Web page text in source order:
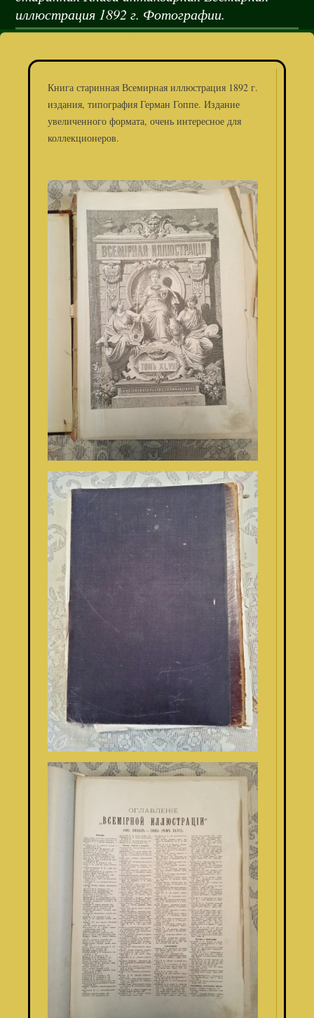
иллюстрация 1892 г. Фотографии.
Книга старинная Всемирная иллюстрация 1892 г.
издания, типография Герман Гоппе. Издание
увеличенного формата, очень интересное для
коллекционеров.